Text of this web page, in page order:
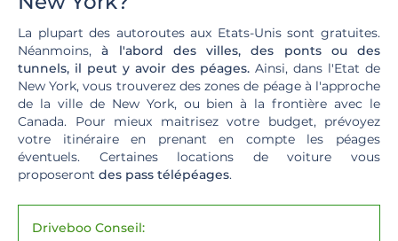
La plupart des autoroutes aux Etats-Unis sont gratuites.
Néanmoins, à l'abord des villes, des ponts ou des
tunnels, il peut y avoir des péages. Ainsi, dans l'Etat de
New York, vous trouverez des zones de péage à l'approche
de la ville de New York, ou bien à la frontière avec le
Canada. Pour mieux maitrisez votre budget, prévoyez
votre itinéraire en prenant en compte les péages
éventuels. Certaines locations de voiture vous
proposeront des pass télépéages.
Driveboo Conseil: